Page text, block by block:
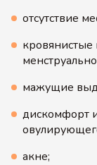
отсутствие
мажущие
дискомфорт
акне;